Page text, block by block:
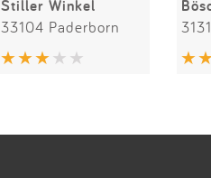
Stiller Winkel
33104 Paderborn